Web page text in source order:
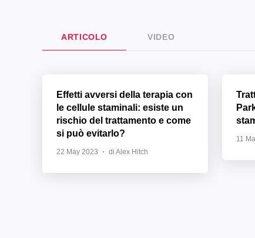
ARTICOLO VIDEO
Effetti avversi della terapia con
le cellule staminali: esiste un
rischio del trattamento e come
si può evitarlo?
22 May 2023 di Alex Hitch
11